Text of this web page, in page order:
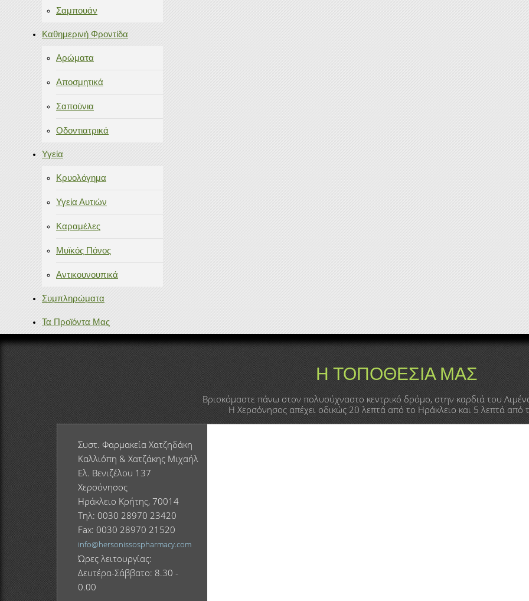
Σαμπουάν
Καθημερινή Φροντίδα
Αρώματα
Αποσμητικά
Σαπούνια
Οδοντιατρικά
Υγεία
Κρυολόγημα
Υγεία Αυτιών
Καραμέλες
Μυϊκός Πόνος
Αντικουνουπικά
Συμπληρώματα
Τα Προϊόντα Μας
Η ΤΟΠΟΘΕΣΙΑ ΜΑΣ
Βρισκόμαστε πάνω στον πολυσύχναστο κεντρικό δρόμο, στην καρδιά του
Η Χερσόνησος απέχει οδικώς 20 λεπτά από το Ηράκλειο και 5 λεπτά από
Συστ. Φαρμακεία Χατζηδάκη
Καλλιόπη & Χατζάκης Μιχαήλ
Ελ. Βενιζέλου 137
Χερσόνησος
Ηράκλειο Κρήτης, 70014
Τηλ: 0030 28970 23420
Fax: 0030 28970 21520
info@hersonissospharmacy.com
Ώρες λειτουργίας:
Δευτέρα-Σάββατο: 8.30 -
0.00